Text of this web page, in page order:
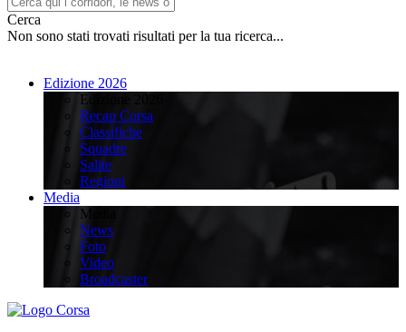
Cerca
Non sono stati trovati risultati per la tua ricerca...
Edizione 2026
Edizione 2026
Recap Corsa
Classifiche
Squadre
Salite
Regioni
Media
Media
News
Foto
Video
Broadcaster